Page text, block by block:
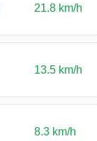
21.8 km/h
13.5 km/h
8.3 km/h